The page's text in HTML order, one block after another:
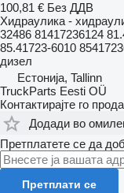
100,81 € Без ДДВ
Хидраулика -
32486 81417236124
85.41723-6010
дизел
Естонија, Tallinn
TruckParts Eesti OÜ
Контактирајте го
Додади во
Претплатете се да
Претплати се